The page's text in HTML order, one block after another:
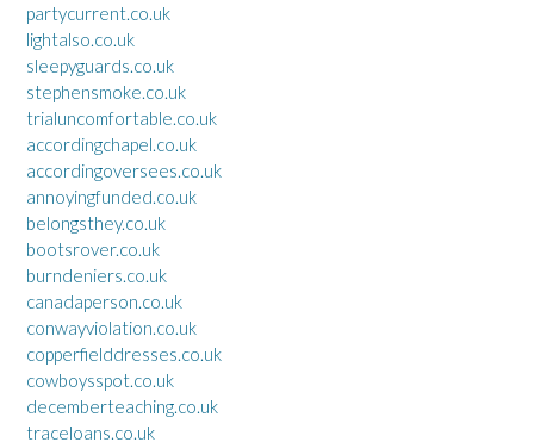
partycurrent.co.uk
lightalso.co.uk
sleepyguards.co.uk
stephensmoke.co.uk
trialuncomfortable.co.uk
accordingchapel.co.uk
accordingoversees.co.uk
annoyingfunded.co.uk
belongsthey.co.uk
bootsrover.co.uk
burndeniers.co.uk
canadaperson.co.uk
conwayviolation.co.uk
copperfielddresses.co.uk
cowboysspot.co.uk
decemberteaching.co.uk
traceloans.co.uk